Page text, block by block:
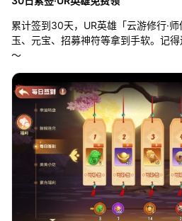
累计签到30天，UR英雄「云游修行·
玉、元宝、招募神符等拿到手软。记
～